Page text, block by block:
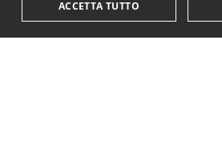
commentoACCETTA TUTTO